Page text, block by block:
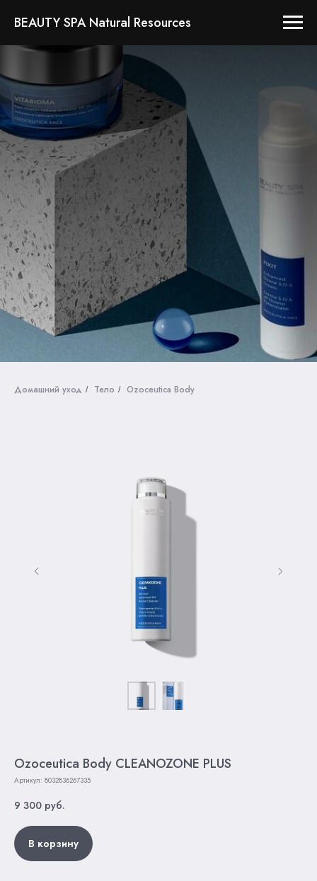
BEAUTY SPA Natural Resources
Домашний уход / Тело / Ozoceutica Body
Ozoceutica Body CLEANOZONE PLUS
Артикул: 8032836267335
9 300 руб.
В корзину